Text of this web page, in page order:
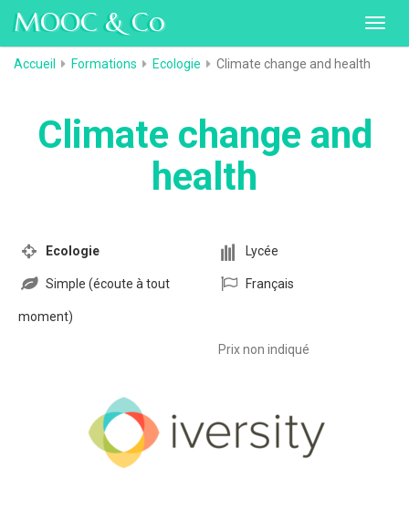
MOOC & Co
Accueil Formations Ecologie Climate change and health
Climate change and
health
Ecologie Lycée
Simple (écoute à tout
moment)
Français
Prix non indiqué